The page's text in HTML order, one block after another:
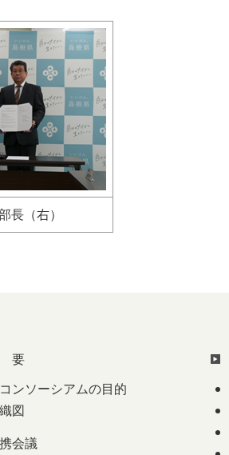
長（右）
要
ンソーシアムの目的
図
会議